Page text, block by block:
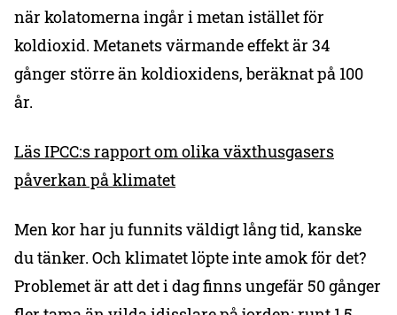
när kolatomerna ingår i metan istället för
koldioxid. Metanets värmande effekt är 34
gånger större än koldioxidens, beräknat på 100
år.
Läs IPCC:s rapport om olika växthusgasers
påverkan på klimatet
Men kor har ju funnits väldigt lång tid, kanske
du tänker. Och klimatet löpte inte amok för det?
Problemet är att det i dag finns ungefär 50 gånger